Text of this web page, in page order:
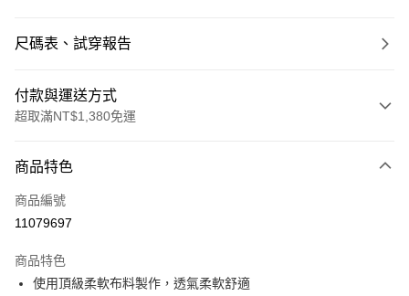
尺碼表、試穿報告
付款與運送方式
超取滿NT$1,380免運
信用卡一次付款
信用卡分期付款
合作金庫商業銀行
華南商業銀行
彰化商業銀行
超商取貨付款
商品特色
商品編號
11079697
商品特色
使用頂級柔軟布料製作，透氣柔軟舒適